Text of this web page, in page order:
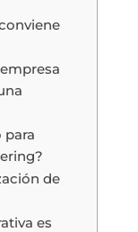
para
de
es